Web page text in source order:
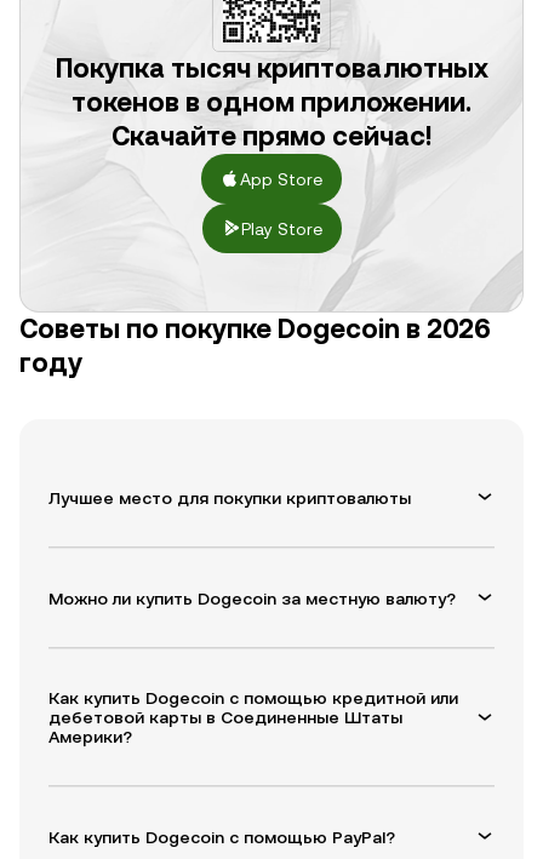
Покупка тысяч криптовалютных
токенов в одном приложении.
Скачайте прямо сейчас!
App Store
Play Store
Советы по покупке Dogecoin в 2026
году
Лучшее место для покупки криптовалюты
Можно ли купить Dogecoin за местную валюту?
Как купить Dogecoin с помощью кредитной или
дебетовой карты в Соединенные Штаты
Америки?
Как купить Dogecoin с помощью PayPal?